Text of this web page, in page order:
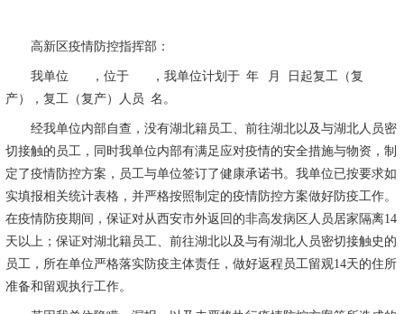
高新区疫情防控指挥部：
我单位 ，位于 ，我单位计划于 年 月
日起复工（复
产），复工（复产）人员 名。
经我单位内部自查，没有湖北籍员工、前往湖北以及与湖北人员密
切接触的员工，同时我单位内部有满足应对疫情的安全措施与物资，制
定了疫情防控方案，员工与单位签订了健康承诺书。我单位已按要求如
实填报相关统计表格，并严格按照制定的疫情防控方案做好防疫工作。
在疫情防疫期间，保证对从西安市外返回的非高发病区人员居家隔离14
天以上；保证对湖北籍员工、前往湖北以及与有湖北人员密切接触史的
员工，所在单位严格落实防疫主体责任，做好返程员工留观14天的住所
准备和留观执行工作。